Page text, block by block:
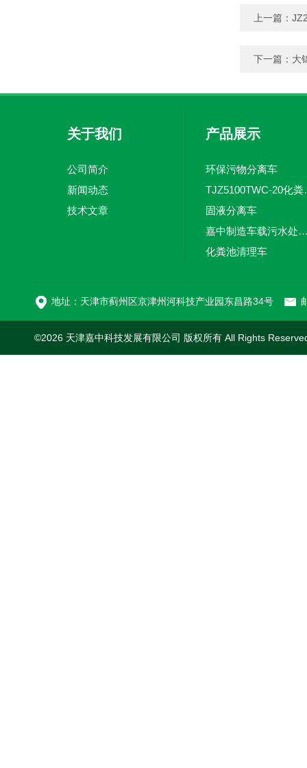
上一篇：
下一篇： 大
关于我们
公司简介
新闻动态
技术文章
产品展示
环保污物分离车
固液分离车
嘉中制造车载污水处理设备-环
化粪池清理车
地址：天津市蓟州区京津州河科技产业园东昌路34号
©2026 天津嘉中科技发展有限公司 版权所有 All Rights